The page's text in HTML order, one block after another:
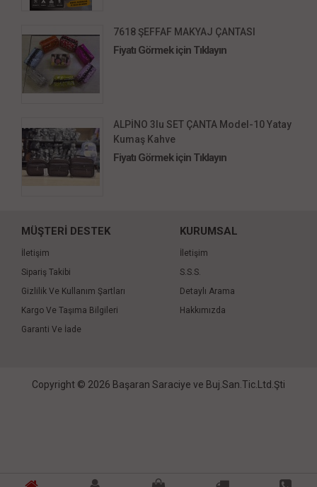
7618 ŞEFFAF MAKYAJ ÇANTASI
Fiyatı Görmek için Tıklayın
ALPİNO 3lu SET ÇANTA Model-10 Yatay
Kumaş Kahve
Fiyatı Görmek için Tıklayın
MÜŞTERİ DESTEK
İletişim
Sipariş Takibi
Gizlilik Ve Kullanım Şartları
Kargo Ve Taşıma Bilgileri
Garanti Ve İade
KURUMSAL
İletişim
S.S.S.
Detaylı Arama
Hakkımızda
Copyright © 2026 Başaran Saraciye ve Buj.San.Tic.Ltd.Şti